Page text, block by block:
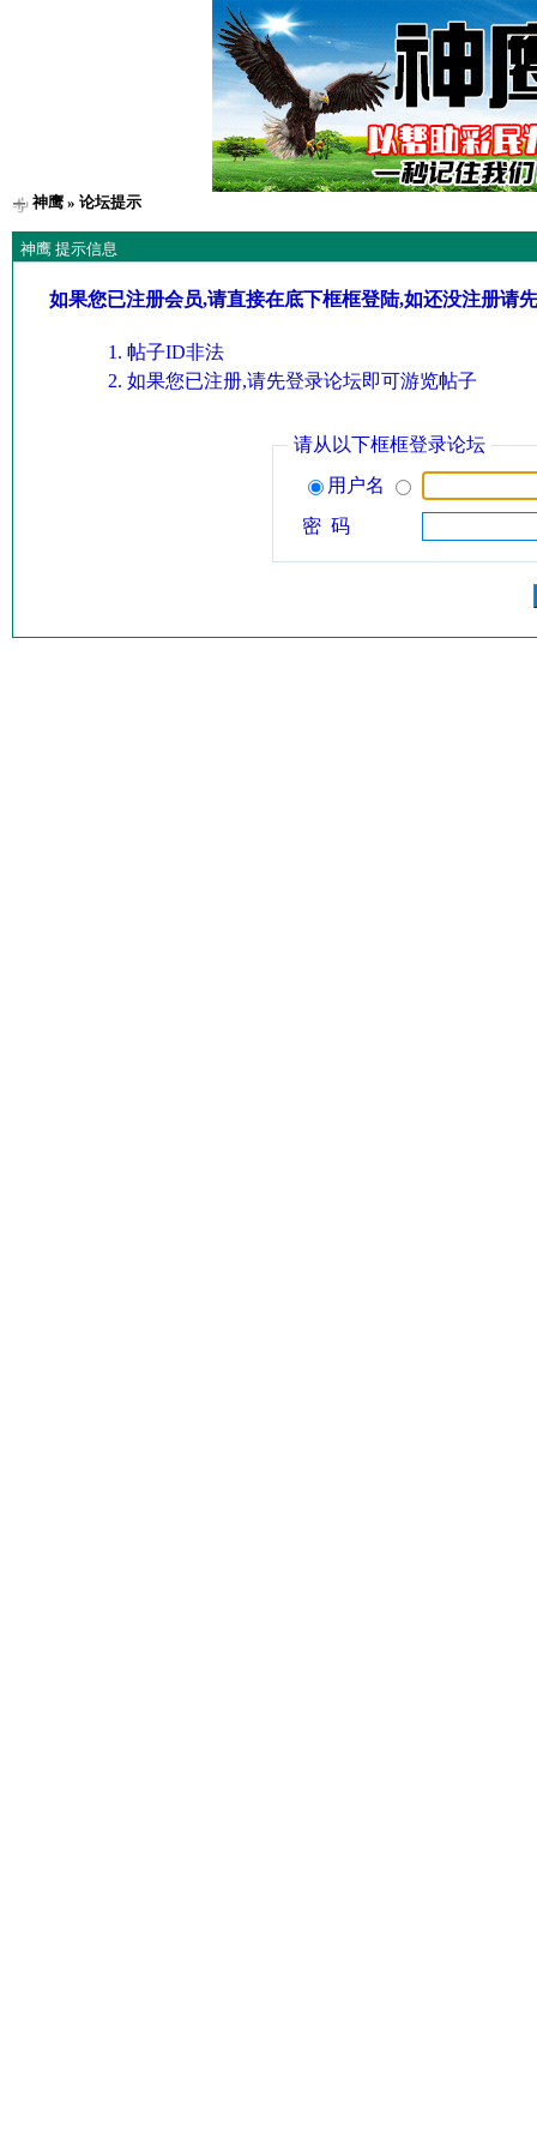
神鹰» 论坛提示
神鹰 提示信息
如果您已注册会员,请直接在底下框框登陆,如还没注册请
帖子ID非法
如果您已注册,请先登录论坛即可游览帖子
请从以下框框登录论坛
用户名
密 码